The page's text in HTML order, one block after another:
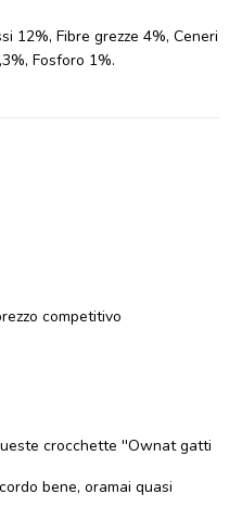
12%, Fibre grezze 4%, Ceneri
Fosforo 1%.
competitivo
crocchette ''Ownat gatti
bene, oramai quasi